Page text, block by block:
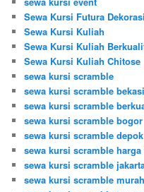
Sewa Kursi Futura
Sewa Kursi Kuliah
Sewa Kursi Kuliah
Sewa Kursi Kuliah Chitose
sewa kursi scramble
sewa kursi scramble bekasi
sewa kursi scramble
sewa kursi scramble bogor
sewa kursi scramble depok
sewa kursi scramble harga
sewa kursi scramble
sewa kursi scramble murah